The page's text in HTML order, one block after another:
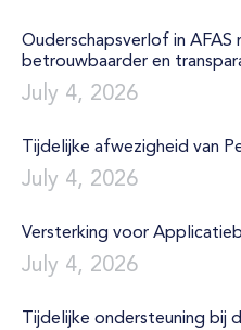
Ouderschapsverlof in AFAS
betrouwbaarder en
July 4, 2026
Tijdelijke afwezigheid van
July 4, 2026
Versterking voor
July 4, 2026
Tijdelijke ondersteuning bij